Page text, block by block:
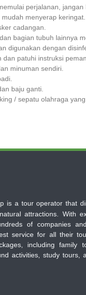
perjalanan,
menyerap keringat.
cadangan.
bagian tubuh lainnya
digunakan dengan
dan patuhi instruksi
minuman sendiri.
baju ganti.
/ sepatu olahraga
is a tour operator that
attractions. With
of companies
service for all their
including family
activities, study tours,